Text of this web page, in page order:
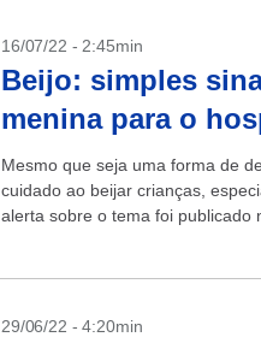
16/07/22 - 2:45min
Beijo: simples
menina para o
Mesmo que seja uma forma de
cuidado ao beijar crianças,
alerta sobre o tema foi publicado
29/06/22 - 4:20min